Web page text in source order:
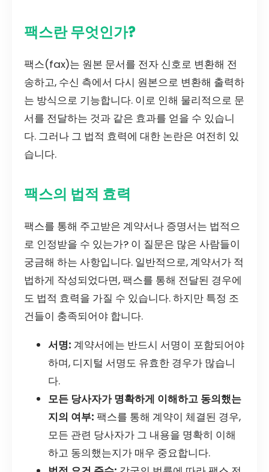
팩스란 무엇인가?
팩스(fax)는 원본 문서를 전자 신호로 변환해 전
송하고, 수신 측에서 다시 원본으로 변환해 출력하
는 방식으로 기능합니다. 이로 인해 물리적으로 문
서를 전달하는 것과 같은 효과를 얻을 수 있습니
다. 그러나 그 법적 효력에 대한 논란은 여전히 있
습니다.
팩스의 법적 효력
팩스를 통해 주고받은 계약서나 증명서는 법적으
로 인정받을 수 있는가? 이 질문은 많은 사람들이
궁금해 하는 사항입니다. 일반적으로, 계약서가 적
법하게 작성되었다면, 팩스를 통해 전달된 경우에
도 법적 효력을 가질 수 있습니다. 하지만 특정 조
건들이 충족되어야 합니다.
서명: 계약서에는 반드시 서명이 포함되어야
하며, 디지털 서명도 유효한 경우가 많습니
다.
모든 당사자가 명확하게 이해하고 동의했는
지의 여부: 팩스를 통해 계약이 체결된 경우,
모든 관련 당사자가 그 내용을 명확히 이해
하고 동의했는지가 매우 중요합니다.